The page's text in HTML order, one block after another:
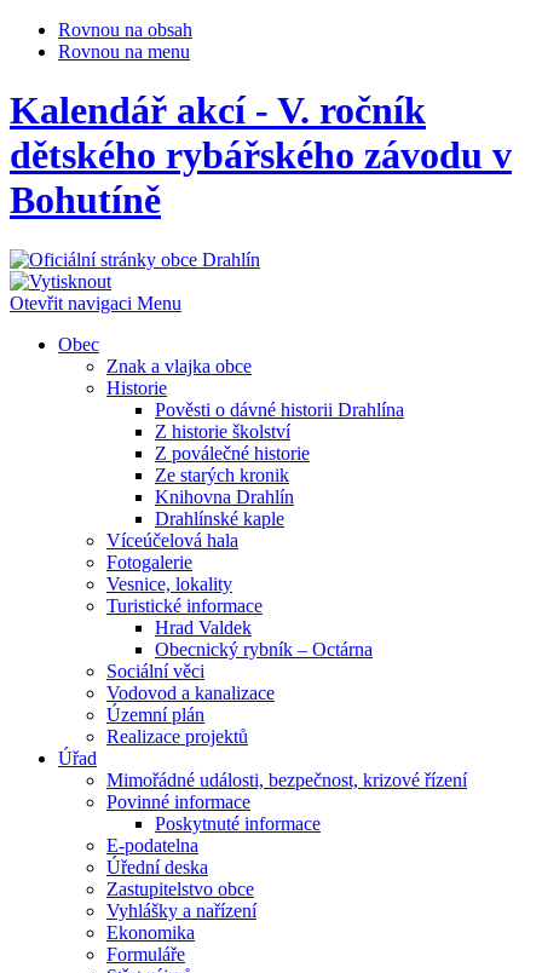
Rovnou na obsah
Rovnou na menu
Kalendář akcí - V. ročník
dětského rybářského závodu v
Bohutíně
Otevřit navigaci Menu
Obec
Znak a vlajka obce
Historie
Pověsti o dávné historii Drahlína
Z historie školství
Z poválečné historie
Ze starých kronik
Knihovna Drahlín
Drahlínské kaple
Víceúčelová hala
Fotogalerie
Vesnice, lokality
Turistické informace
Hrad Valdek
Obecnický rybník – Octárna
Sociální věci
Vodovod a kanalizace
Územní plán
Realizace projektů
Úřad
Mimořádné události, bezpečnost, krizové řízení
Povinné informace
Poskytnuté informace
E-podatelna
Úřední deska
Zastupitelstvo obce
Vyhlášky a nařízení
Ekonomika
Formuláře